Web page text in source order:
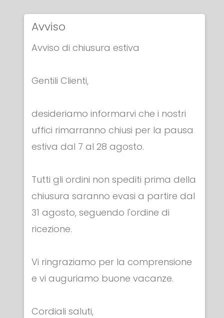
PASSANTE SPADA
Categorie
ARMI
FIORETTO
LAME NUDE
Avviso
Avviso di chiusura estiva
Gentili Clienti,
desideriamo informarvi che i nostri
uffici rimarranno chiusi per la pausa
estiva dal 7 al 28 agosto.
Tutti gli ordini non spediti prima della
chiusura saranno evasi a partire dal
31 agosto, seguendo l'ordine di
ricezione.
Vi ringraziamo per la comprensione
e vi auguriamo buone vacanze.
Cordiali saluti,